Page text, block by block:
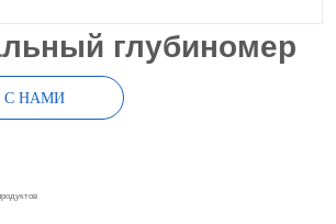
глубиномер
С НАМИ
ㅤㅤ